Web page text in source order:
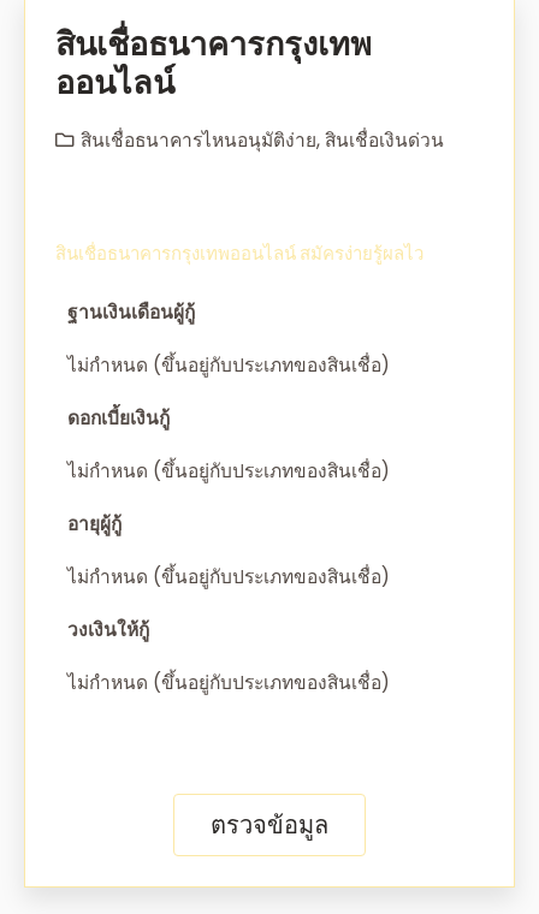
สินเชื่อธนาคารกรุงเทพ
ออนไลน์
สินเชื่อธนาคารไหนอนุมัติง่าย,สินเชื่อเงินด่วน
สินเชื่อธนาคารกรุงเทพออนไลน์ สมัครง่ายรู้ผลไว
ฐานเงินเดือนผู้กู้
ไม่กำหนด (ขึ้นอยู่กับประเภทของสินเชื่อ)
ดอกเบี้ยเงินกู้
ไม่กำหนด (ขึ้นอยู่กับประเภทของสินเชื่อ)
อายุผู้กู้
ไม่กำหนด (ขึ้นอยู่กับประเภทของสินเชื่อ)
วงเงินให้กู้
ไม่กำหนด (ขึ้นอยู่กับประเภทของสินเชื่อ)
ตรวจข้อมูล